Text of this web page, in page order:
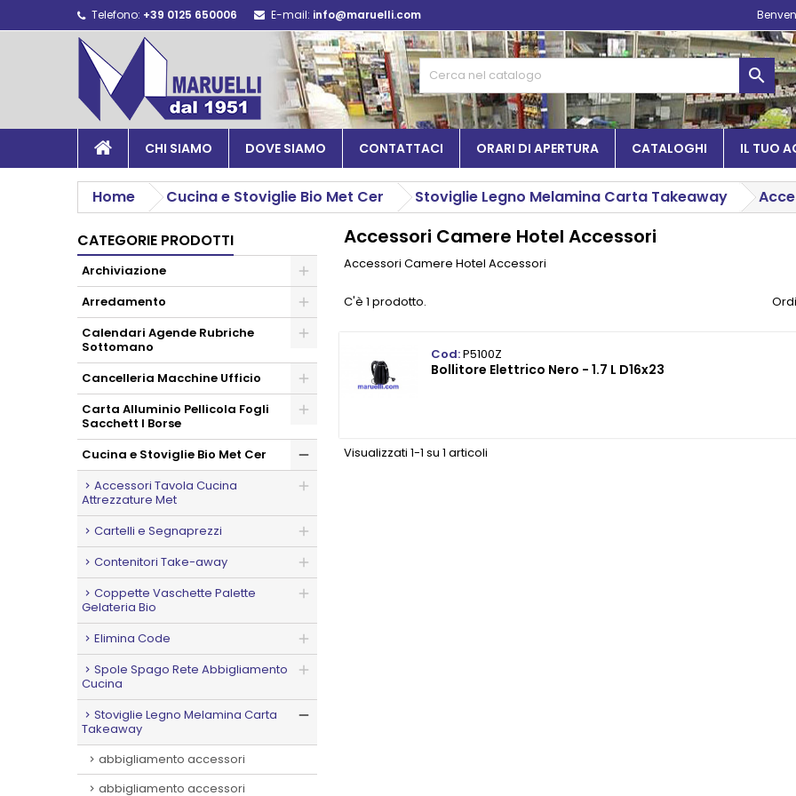
Telefono: +39 0125 650006 E-mail: info@maruelli.com

CHI SIAMO DOVE SIAMO CONTATTACI ORARI DI APERTURA CATALOGHI IL TUO
Home Cucina e Stoviglie Bio Met Cer Stoviglie Legno Melamina Carta Takeaway
CATEGORIE PRODOTTI
Archiviazione
Arredamento
Calendari Agende Rubriche
Sottomano
Cancelleria Macchine Ufficio
Carta Alluminio Pellicola Fogli
Sacchett I Borse
Cucina e Stoviglie Bio Met Cer
Accessori Tavola Cucina
Attrezzature Met
Cartelli e Segnaprezzi
Contenitori Take-away
Coppette Vaschette Palette
Gelateria Bio
Elimina Code
Spole Spago Rete Abbigliamento
Cucina
Stoviglie Legno Melamina Carta
Takeaway
abbigliamento accessori
abbigliamento accessori
Accessori Camere Hotel Accessori
Accessori Camere Hotel Accessori
C'è 1 prodotto.
Cod:P5100Z
Bollitore Elettrico Nero - 1.7 L D16x23
Visualizzati 1-1 su 1 articoli